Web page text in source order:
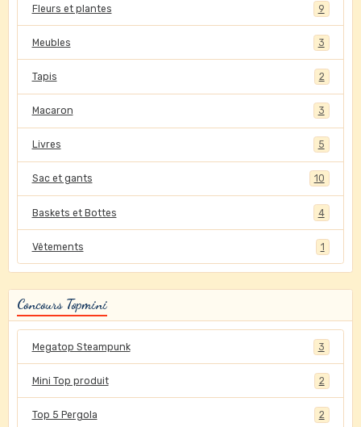
Fleurs et plantes 9
Meubles 3
Tapis 2
Macaron 3
Livres 5
Sac et gants 10
Baskets et Bottes 4
Vêtements 1
Concours Topmini
Megatop Steampunk 3
Mini Top produit 2
Top 5 Pergola 2